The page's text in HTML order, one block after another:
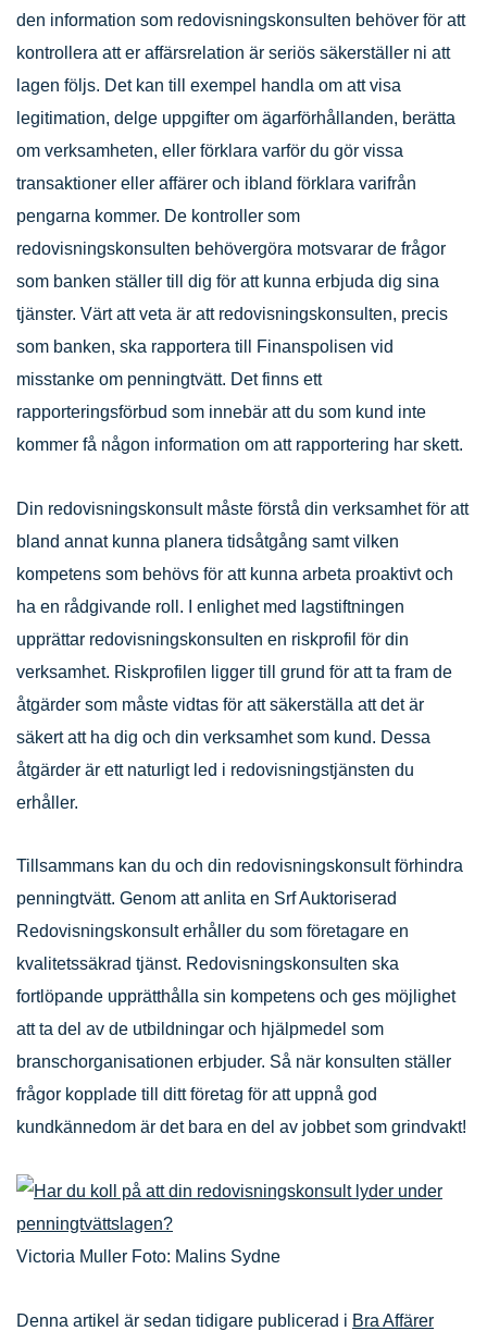
den information som redovisningskonsulten behöver för att
kontrollera att er affärsrelation är seriös säkerställer ni att
lagen följs. Det kan till exempel handla om att visa
legitimation, delge uppgifter om ägarförhållanden, berätta
om verksamheten, eller förklara varför du gör vissa
transaktioner eller affärer och ibland förklara varifrån
pengarna kommer. De kontroller som
redovisningskonsulten behövergöra motsvarar de frågor
som banken ställer till dig för att kunna erbjuda dig sina
tjänster. Värt att veta är att redovisningskonsulten, precis
som banken, ska rapportera till Finanspolisen vid
misstanke om penningtvätt. Det finns ett
rapporteringsförbud som innebär att du som kund inte
kommer få någon information om att rapportering har skett.
Din redovisningskonsult måste förstå din verksamhet för att
bland annat kunna planera tidsåtgång samt vilken
kompetens som behövs för att kunna arbeta proaktivt och
ha en rådgivande roll. I enlighet med lagstiftningen
upprättar redovisningskonsulten en riskprofil för din
verksamhet. Riskprofilen ligger till grund för att ta fram de
åtgärder som måste vidtas för att säkerställa att det är
säkert att ha dig och din verksamhet som kund. Dessa
åtgärder är ett naturligt led i redovisningstjänsten du
erhåller.
Tillsammans kan du och din redovisningskonsult förhindra
penningtvätt. Genom att anlita en Srf Auktoriserad
Redovisningskonsult erhåller du som företagare en
kvalitetssäkrad tjänst. Redovisningskonsulten ska
fortlöpande upprätthålla sin kompetens och ges möjlighet
att ta del av de utbildningar och hjälpmedel som
branschorganisationen erbjuder. Så när konsulten ställer
frågor kopplade till ditt företag för att uppnå god
kundkännedom är det bara en del av jobbet som grindvakt!
Victoria Muller Foto: Malins Sydne
Denna artikel är sedan tidigare publicerad i Bra Affärer